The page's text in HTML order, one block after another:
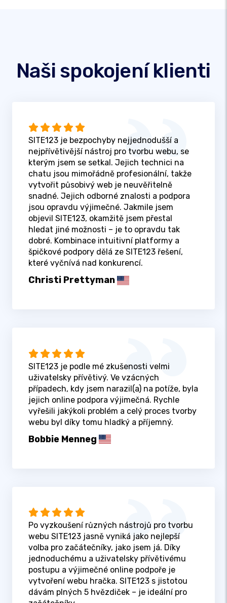
Naši spokojení klienti
SITE123 je bezpochyby nejjednodušší a
nejpřívětivější nástroj pro tvorbu webu, se
kterým jsem se setkal. Jejich technici na
chatu jsou mimořádně profesionální, takže
vytvořit působivý web je neuvěřitelně
snadné. Jejich odborné znalosti a podpora
jsou opravdu výjimečné. Jakmile jsem
objevil SITE123, okamžitě jsem přestal
hledat jiné možnosti – je to opravdu tak
dobré. Kombinace intuitivní platformy a
špičkové podpory dělá ze SITE123 řešení,
které vyčnívá nad konkurencí.
Christi Prettyman
SITE123 je podle mé zkušenosti velmi
uživatelsky přívětivý. Ve vzácných
případech, kdy jsem narazil(a) na potíže, byla
jejich online podpora výjimečná. Rychle
vyřešili jakýkoli problém a celý proces tvorby
webu byl díky tomu hladký a příjemný.
Bobbie Menneg
Po vyzkoušení různých nástrojů pro tvorbu
webu SITE123 jasně vyniká jako nejlepší
volba pro začátečníky, jako jsem já. Díky
jednoduchému a uživatelsky přívětivému
postupu a výjimečné online podpoře je
vytvoření webu hračka. SITE123 s jistotou
dávám plných 5 hvězdiček – je ideální pro